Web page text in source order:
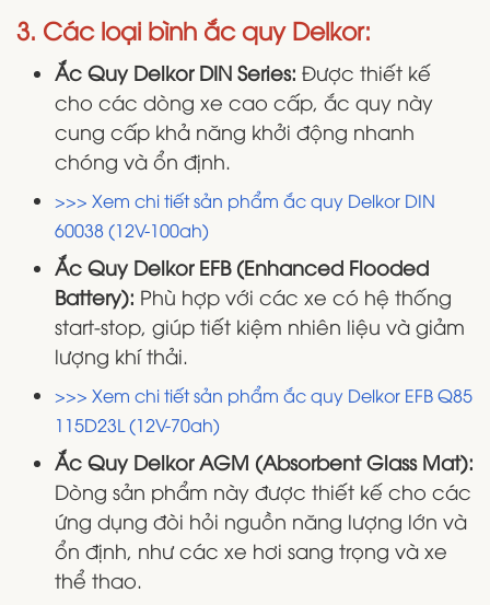
3. Các loại bình ắc quy Delkor:
Ắc Quy Delkor DIN Series: Được thiết kế
cho các dòng xe cao cấp, ắc quy này
cung cấp khả năng khởi động nhanh
chóng và ổn định.
>>> Xem chi tiết sản phẩm ắc quy Delkor DIN
60038 (12V-100ah)
Ắc Quy Delkor EFB (Enhanced Flooded
Battery): Phù hợp với các xe có hệ thống
start-stop, giúp tiết kiệm nhiên liệu và giảm
lượng khí thải.
>>> Xem chi tiết sản phẩm ắc quy Delkor EFB Q85
115D23L (12V-70ah)
Ắc Quy Delkor AGM (Absorbent Glass Mat):
Dòng sản phẩm này được thiết kế cho các
ứng dụng đòi hỏi nguồn năng lượng lớn và
ổn định, như các xe hơi sang trọng và xe
thể thao.